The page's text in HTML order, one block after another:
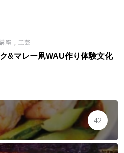
座 , 工芸
&マレー凧WAU作り体験文化
42